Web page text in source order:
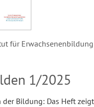
für Erwachsenenbildung
1/2025
der Bildung: Das Heft